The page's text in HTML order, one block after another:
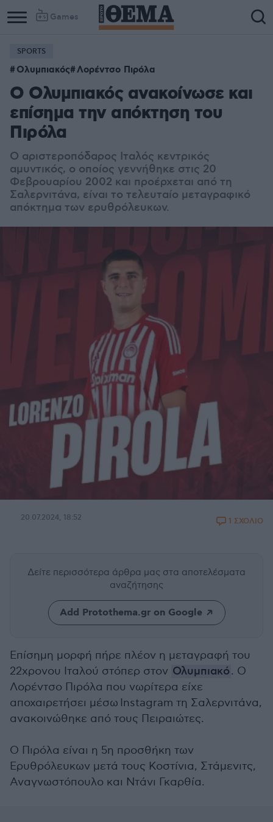
Games
SPORTS
Ολυμπιακός Λορέντσο Πιρόλα
Ο Ολυμπιακός ανακοίνωσε και
επίσημα την απόκτηση του
Πιρόλα
Ο αριστεροπόδαρος Ιταλός κεντρικός
αμυντικός, ο οποίος γεννήθηκε στις 20
Φεβρουαρίου 2002 και προέρχεται από τη
Σαλερνιτάνα, είναι το τελευταίο μεταγραφικό
απόκτημα των ερυθρόλευκων.
20.07.2024, 18:52 1 ΣΧΟΛΙΟ
Δείτε περισσότερα άρθρα μας στα αποτελέσματα
αναζήτησης
Add Protothema.gr on Google
Επίσημη μορφή πήρε πλέον η μεταγραφή του
22χρονου Ιταλού στόπερ στον Ολυμπιακό. Ο
Λορέντσο Πιρόλα που νωρίτερα είχε
αποχαιρετήσει μέσω Instagram τη Σαλερνιτάνα,
ανακοινώθηκε από τους Πειραιώτες.
Ο Πιρόλα είναι η 5η προσθήκη των
Ερυθρόλευκων μετά τους Κοστίνια, Στάμενιτς,
Αναγνωστόπουλο και Ντάνι Γκαρθία.